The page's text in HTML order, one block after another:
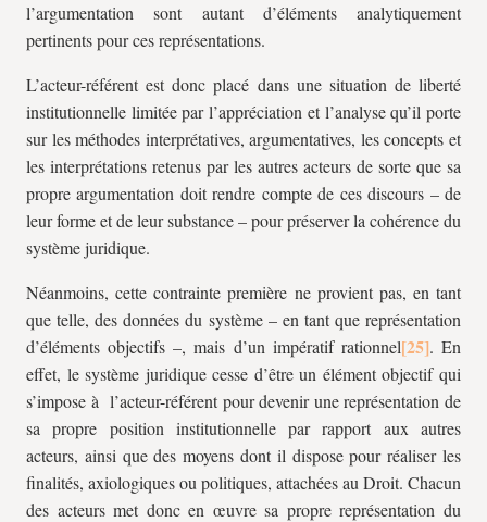
l’argumentation sont autant d’éléments analytiquement
pertinents pour ces représentations.
L’acteur-référent est donc placé dans une situation de liberté
institutionnelle limitée par l’appréciation et l’analyse qu’il porte
sur les méthodes interprétatives, argumentatives, les concepts et
les interprétations retenus par les autres acteurs de sorte que sa
propre argumentation doit rendre compte de ces discours – de
leur forme et de leur substance – pour préserver la cohérence du
système juridique.
Néanmoins, cette contrainte première ne provient pas, en tant
que telle, des données du système – en tant que représentation
d’éléments objectifs –, mais d’un impératif rationnel
. En
effet, le système juridique cesse d’être un élément objectif qui
s’impose à l’acteur-référent pour devenir une représentation de
sa propre position institutionnelle par rapport aux autres
acteurs, ainsi que des moyens dont il dispose pour réaliser les
finalités, axiologiques ou politiques, attachées au Droit. Chacun
des acteurs met donc en œuvre sa propre représentation du